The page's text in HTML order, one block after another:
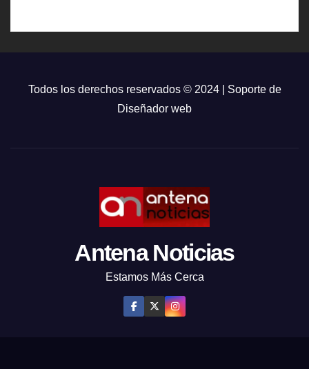
Todos los derechos reservados © 2024 | Soporte de
Diseñador web
Antena Noticias
Estamos Más Cerca